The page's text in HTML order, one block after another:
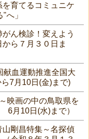
を育てるコミュニケ
へ」
ん検診！変えよう
ら７月３０日ま
献血運動推進全国大
7月10日(金)まで)
映画の中の鳥取県を
6月10日(水)まで）
山剛昌特集～名探偵